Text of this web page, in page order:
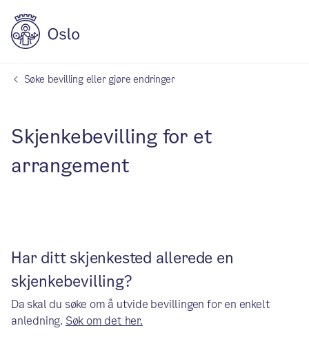
Søke bevilling eller gjøre endringer
Skjenkebevilling for et
arrangement
Har ditt skjenkested allerede en
skjenkebevilling?
Da skal du søke om å utvide bevillingen for en enkelt
anledning. Søk om det her.